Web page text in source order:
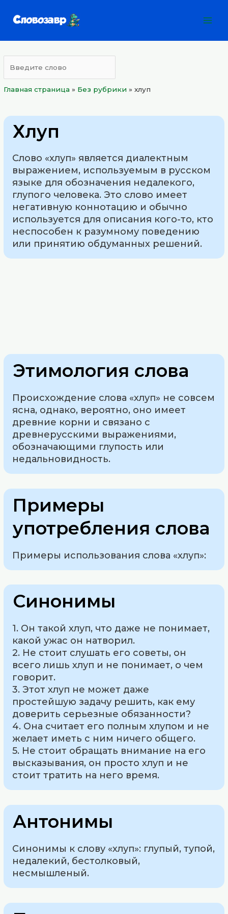
Главная страница » Без рубрики »хлуп
Хлуп
Слово «хлуп» является диалектным
выражением, используемым в русском
языке для обозначения недалекого,
глупого человека. Это слово имеет
негативную коннотацию и обычно
используется для описания кого-то, кто
неспособен к разумному поведению
или принятию обдуманных решений.
Этимология слова
Происхождение слова «хлуп» не совсем
ясна, однако, вероятно, оно имеет
древние корни и связано с
древнерусскими выражениями,
обозначающими глупость или
недальновидность.
Примеры
употребления слова
Примеры использования слова «хлуп»:
Синонимы
1. Он такой хлуп, что даже не понимает,
какой ужас он натворил.
2. Не стоит слушать его советы, он
всего лишь хлуп и не понимает, о чем
говорит.
3. Этот хлуп не может даже
простейшую задачу решить, как ему
доверить серьезные обязанности?
4. Она считает его полным хлупом и не
желает иметь с ним ничего общего.
5. Не стоит обращать внимание на его
высказывания, он просто хлуп и не
стоит тратить на него время.
Антонимы
Синонимы к слову «хлуп»: глупый, тупой,
недалекий, бестолковый,
несмышленый.